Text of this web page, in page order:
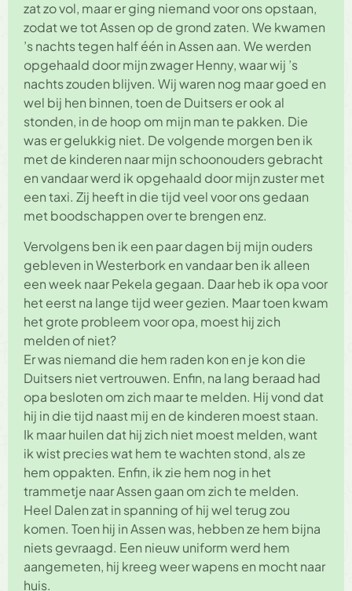
zat zo vol, maar er ging niemand voor ons opstaan,
zodat we tot Assen op de grond zaten. We kwamen
’s nachts tegen half één in Assen aan. We werden
opgehaald door mijn zwager Henny, waar wij ’s
nachts zouden blijven. Wij waren nog maar goed en
wel bij hen binnen, toen de Duitsers er ook al
stonden, in de hoop om mijn man te pakken. Die
was er gelukkig niet. De volgende morgen ben ik
met de kinderen naar mijn schoonouders gebracht
en vandaar werd ik opgehaald door mijn zuster met
een taxi. Zij heeft in die tijd veel voor ons gedaan
met boodschappen over te brengen enz.
Vervolgens ben ik een paar dagen bij mijn ouders
gebleven in Westerbork en vandaar ben ik alleen
een week naar Pekela gegaan. Daar heb ik opa voor
het eerst na lange tijd weer gezien. Maar toen kwam
het grote probleem voor opa, moest hij zich
melden of niet?
Er was niemand die hem raden kon en je kon die
Duitsers niet vertrouwen. Enfin, na lang beraad had
opa besloten om zich maar te melden. Hij vond dat
hij in die tijd naast mij en de kinderen moest staan.
Ik maar huilen dat hij zich niet moest melden, want
ik wist precies wat hem te wachten stond, als ze
hem oppakten. Enfin, ik zie hem nog in het
trammetje naar Assen gaan om zich te melden.
Heel Dalen zat in spanning of hij wel terug zou
komen. Toen hij in Assen was, hebben ze hem bijna
niets gevraagd. Een nieuw uniform werd hem
aangemeten, hij kreeg weer wapens en mocht naar
huis.